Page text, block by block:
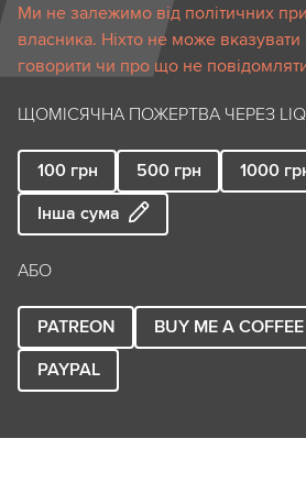
Ми не залежимо від політичних
власника. Ніхто не може
говорити чи про що не
ЩОМІСЯЧНА ПОЖЕРТВА ЧЕРЕЗ
100 грн 500 грн 1000
Інша сума
АБО
PATREON BUY ME A COFFEE
PAYPAL